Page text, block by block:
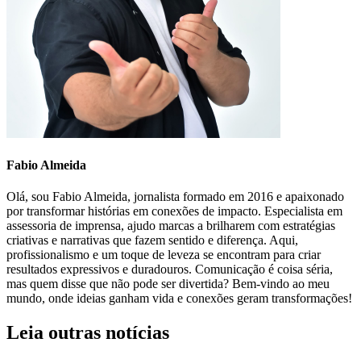
Fabio Almeida
Olá, sou Fabio Almeida, jornalista formado em 2016 e apaixonado
por transformar histórias em conexões de impacto. Especialista em
assessoria de imprensa, ajudo marcas a brilharem com estratégias
criativas e narrativas que fazem sentido e diferença. Aqui,
profissionalismo e um toque de leveza se encontram para criar
resultados expressivos e duradouros. Comunicação é coisa séria,
mas quem disse que não pode ser divertida? Bem-vindo ao meu
mundo, onde ideias ganham vida e conexões geram transformações!
Leia outras notícias